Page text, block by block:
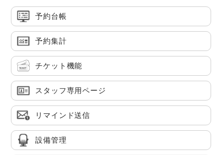
予約台帳
予約集計
チケット機能
スタッフ専用ページ
リマインド送信
設備管理